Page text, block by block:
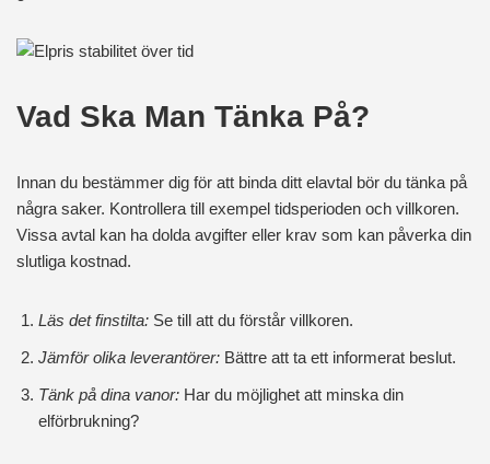
Vad Ska Man Tänka På?
Innan du bestämmer dig för att binda ditt elavtal bör du tänka på
några saker. Kontrollera till exempel tidsperioden och villkoren.
Vissa avtal kan ha dolda avgifter eller krav som kan påverka din
slutliga kostnad.
Läs det finstilta: Se till att du förstår villkoren.
Jämför olika leverantörer: Bättre att ta ett informerat beslut.
Tänk på dina vanor: Har du möjlighet att minska din
elförbrukning?